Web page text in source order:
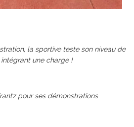
la sportive teste son niveau de
une charge !
pour ses démonstrations